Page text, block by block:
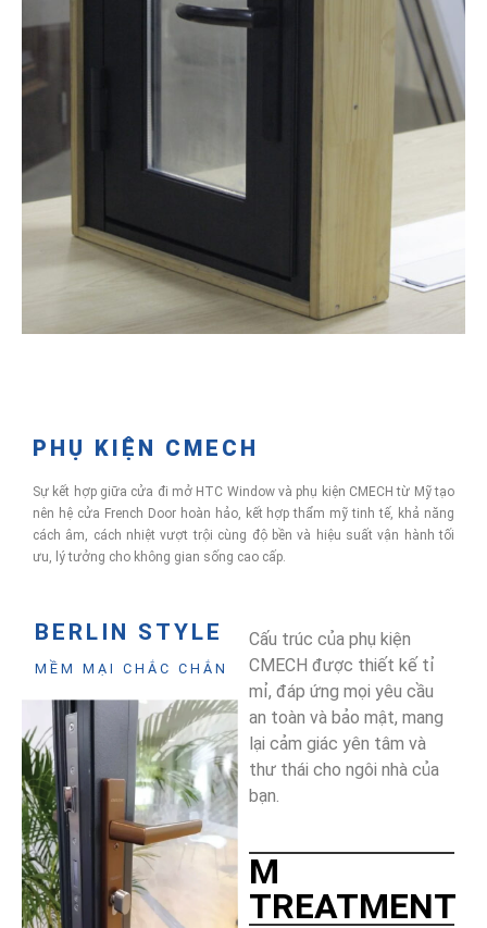
PHỤ KIỆN CMECH
Sự kết hợp giữa cửa đi mở HTC Window và phụ kiện CMECH từ Mỹ tạo
nên hệ cửa French Door hoàn hảo, kết hợp thẩm mỹ tinh tế, khả năng
cách âm, cách nhiệt vượt trội cùng độ bền và hiệu suất vận hành tối
ưu, lý tưởng cho không gian sống cao cấp.
BERLIN STYLE
MỀM MẠI CHẮC CHẮN
Cấu trúc của phụ kiện
CMECH được thiết kế tỉ
mỉ, đáp ứng mọi yêu cầu
an toàn và bảo mật, mang
lại cảm giác yên tâm và
thư thái cho ngôi nhà của
bạn.
M
TREATMENT